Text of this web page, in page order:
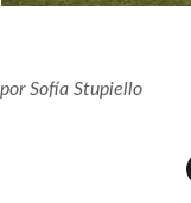
porSofía Stupiello